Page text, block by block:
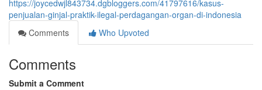
https://joycedwjl843734.dgbloggers.com/41797616/kasus-
penjualan-ginjal-praktik-ilegal-perdagangan-organ-di-indonesia
Comments
Who Upvoted
Comments
Submit a Comment